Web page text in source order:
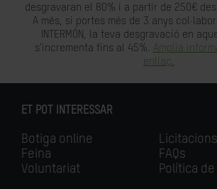
desgravaran el 80% i a partir de 250€
A més, si portes més de 3 anys
INTERMÓN, la teva desgravació en
s'incrementa fins al 45%. Amplia
enllaç.
ET POT INTERESSAR
Botiga online
Feina
Voluntariat
Licitacions
FAQs
Política